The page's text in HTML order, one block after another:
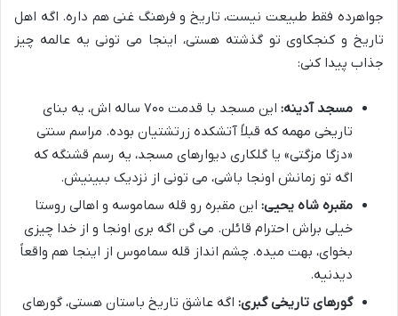
جواهرده فقط طبیعت نیست، تاریخ و فرهنگ غنی هم داره. اگه اهل
تاریخ و کنجکاوی تو گذشته هستی، اینجا می تونی یه عالمه چیز
جذاب پیدا کنی:
مسجد آدینه:
این مسجد با قدمت ۷۰۰ ساله اش، یه بنای
تاریخی مهمه که قبلاً آتشکده زرتشتیان بوده. مراسم سنتی
«دزگا مزگتی» یا گلکاری دیوارهای مسجد، یه رسم قشنگه که
اگه تو زمانش اونجا باشی، می تونی از نزدیک ببینیش.
مقبره شاه یحیی: این مقبره رو قله سماموسه و اهالی روستا
خیلی براش احترام قائلن. می گن اگه بری اونجا و از خدا چیزی
بخوای، بهت میده. چشم انداز قله سماموس از اینجا هم واقعاً
دیدنیه.
گورهای تاریخی گبری: اگه عاشق تاریخ باستان هستی، گورهای